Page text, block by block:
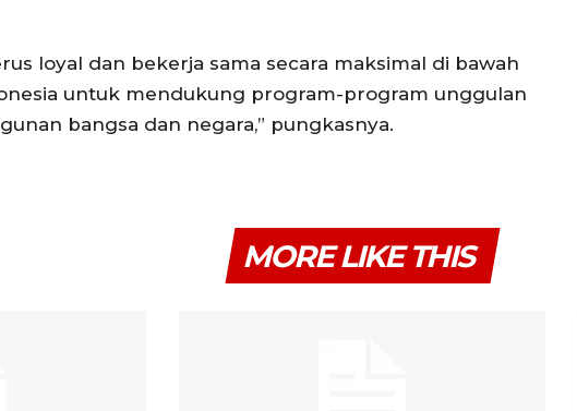
loyal dan bekerja sama secara maksimal di bawah
untuk mendukung program-program unggulan
bangsa dan negara,” pungkasnya.
MORE LIKE THIS